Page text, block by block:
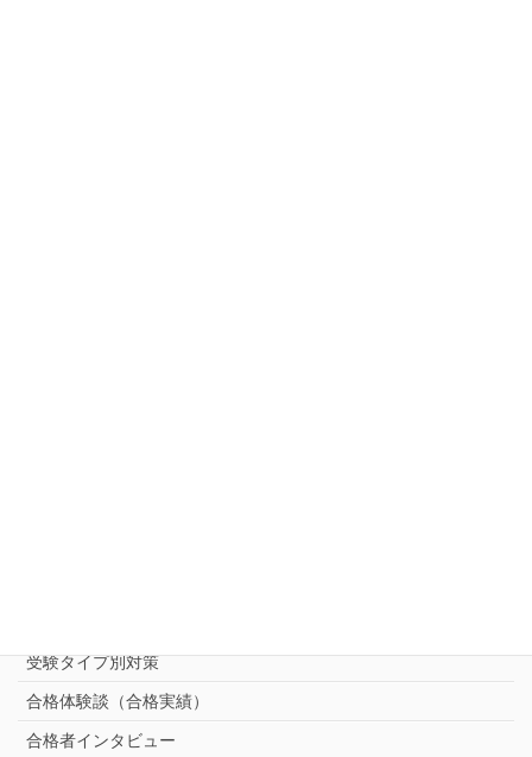
受験タイプ別対策
合格体験談（合格実績）
合格者インタビュー